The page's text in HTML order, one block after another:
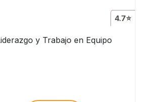
4.7⭐
y Trabajo en Equipo